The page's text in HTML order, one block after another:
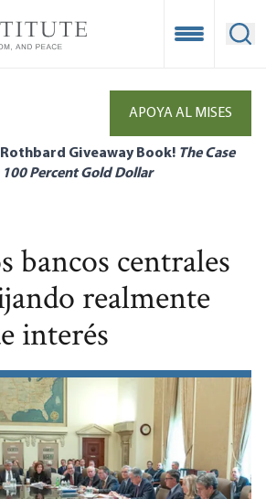
Open
APOYA AL MISES
Giveaway Book! The Case
100 Percent Gold Dollar
bancos centrales
realmente
interés